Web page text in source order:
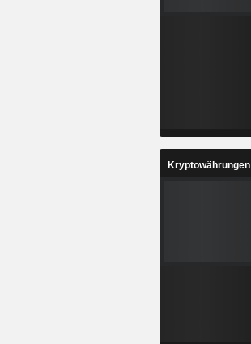
Kryptowährungen